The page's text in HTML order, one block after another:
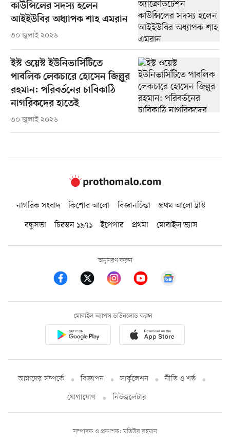
কাউন্সিলের সদস্য হলেন
আইইউবির অধ্যাপক শাহ এমরান
৩০ জুলাই ২০২৬
ইস্ট ওয়েস্ট ইউনিভার্সিটিতে
পাবলিক লেকচারে হোসেন জিল্লুর
রহমান: পরিবর্তনের চাবিকাঠি
নাগরিকদের হাতেই
৩০ জুলাই ২০২৬
নাগরিক সংবাদ কিশোর আলো বিজ্ঞানচিন্তা
প্রথম আলো ট্রাস্ট
বন্ধুসভা
চিরন্তন ১৯৭১ ইপেপার প্রথমা মোবাইল ভ্যাস
অনুসরণ করুন
মোবাইল অ্যাপস ডাউনলোড করুন
আমাদের সম্পর্কে বিজ্ঞাপন সার্কুলেশন
নীতি ও শর্ত
যোগাযোগ
নিউজলেটার
সম্পাদক ও প্রকাশক: মতিউর রহমান